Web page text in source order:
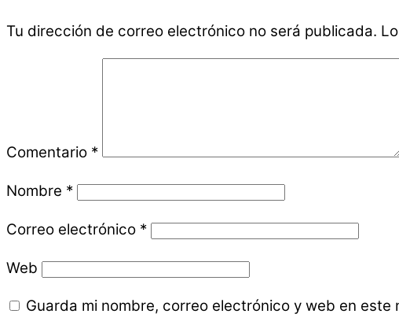
Tu dirección de correo electrónico no será publicada.
Comentario *
Nombre *
Correo electrónico *
Web
Guarda mi nombre, correo electrónico y web en